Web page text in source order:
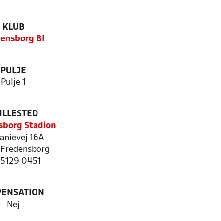
KLUB
BI
PULJE
Pulje 1
Stadion
16A
5129 0451
Nej